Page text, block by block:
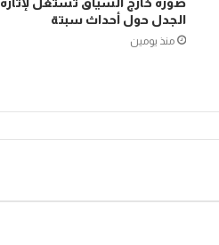
الجدل حول أحداث سبتة
منذ يومين